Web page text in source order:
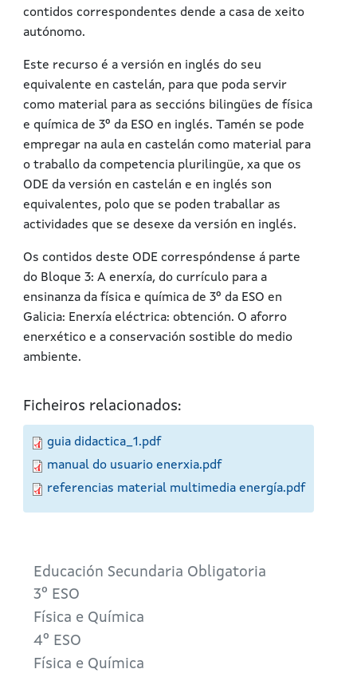
contidos correspondentes dende a casa de xeito
autónomo.
Este recurso é a versión en inglés do seu
equivalente en castelán, para que poda servir
como material para as seccións bilingües de física
e química de 3º da ESO en inglés. Tamén se pode
empregar na aula en castelán como material para
o traballo da competencia plurilingüe, xa que os
ODE da versión en castelán e en inglés son
equivalentes, polo que se poden traballar as
actividades que se desexe da versión en inglés.
Os contidos deste ODE correspóndense á parte
do Bloque 3: A enerxía, do currículo para a
ensinanza da física e química de 3º da ESO en
Galicia: Enerxía eléctrica: obtención. O aforro
enerxético e a conservación sostible do medio
ambiente.
Ficheiros relacionados:
guia didactica_1.pdf
manual do usuario enerxia.pdf
referencias material multimedia energía.pdf
Educación Secundaria Obligatoria
3º ESO
Física e Química
4º ESO
Física e Química